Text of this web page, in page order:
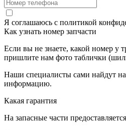
Я соглашаюсь с политикой
Как узнать номер запчасти
Если вы не знаете, какой номер у
пришлите нам фото таблички
Наши специалисты сами найдут
информацию.
Какая гарантия
На запасные части